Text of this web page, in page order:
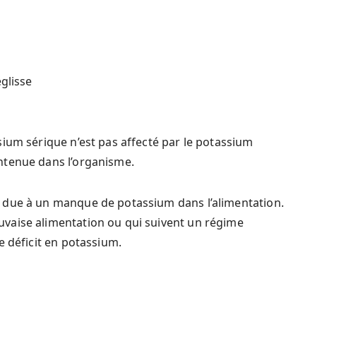
sérique n’est pas affecté par le potassium
dans l’organisme.
à un manque de potassium dans l’alimentation.
alimentation ou qui suivent un régime
déficit en potassium.